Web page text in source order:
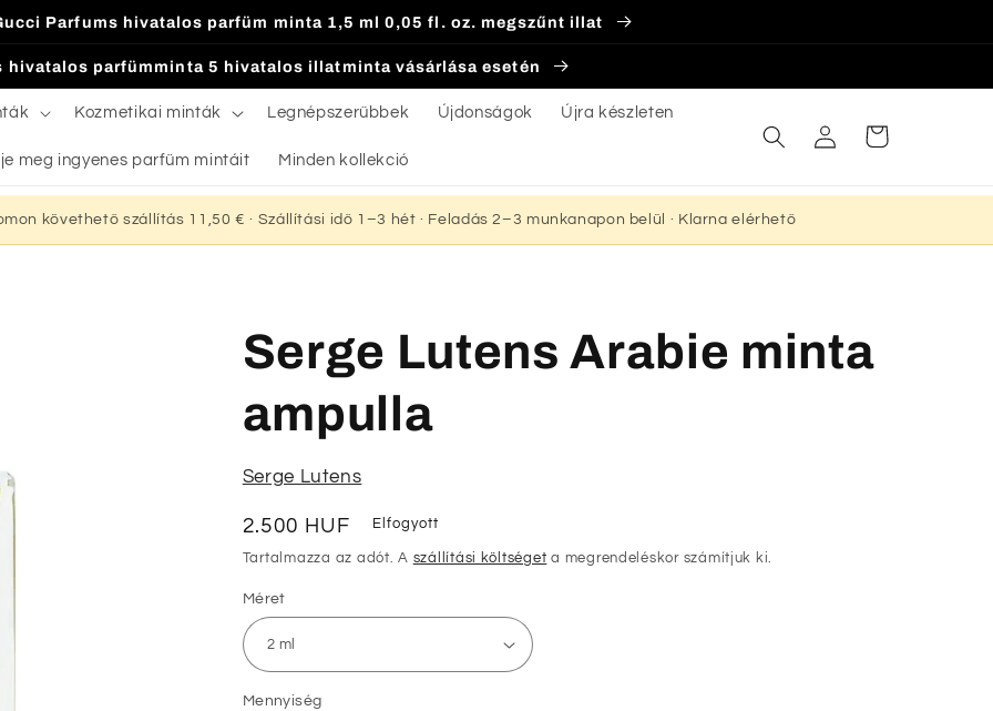
Parfums hivatalos parfüm minta 1,5 ml 0,05 fl. oz. megszűnt illat
hivatalos parfümminta 5 hivatalos illatminta vásárlása esetén
Kozmetikai minták Legnépszerűbbek Újdonságok Újra készleten
meg ingyenes parfüm mintáit Minden kollekció
Bejelentkezés
Kosár
követhető szállítás 11,50 € · Szállítási idő 1–3 hét · Feladás 2–3 munkanapon belül · Klarna elérhető
Serge Lutens Arabie minta
ampulla
Serge Lutens
Normál
ár
2.500 HUF Elfogyott
Tartalmazza az adót. A szállítási költséget a megrendeléskor számítjuk ki.
Méret
Mennyiség